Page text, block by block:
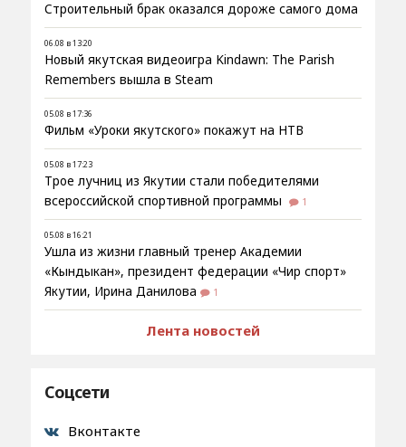
Строительный брак оказался дороже самого дома
06.08 в 13:20
Новый якутская видеоигра Kindawn: The Parish
Remembers вышла в Steam
05.08 в 17:36
Фильм «Уроки якутского» покажут на НТВ
05.08 в 17:23
Трое лучниц из Якутии стали победителями
всероссийской спортивной программы
1
05.08 в 16:21
Ушла из жизни главный тренер Академии
«Кындыкан», президент федерации «Чир спорт»
Якутии, Ирина Данилова
1
Лента новостей
Соцсети
Вконтакте